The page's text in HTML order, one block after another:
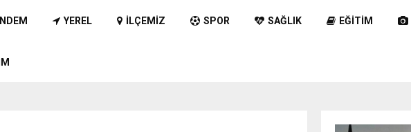
YEREL İLÇEMIZ SPOR SAĞLIK EĞITIM